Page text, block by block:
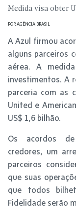
Medida visa obter
PORAGÊNCIA BRASIL
A Azul firmou
alguns parceiros
aérea. A
investimentos. A
parceria com as
United e
US$ 1,6 bilhão.
Os acordos de
credores, um
parceiros
que suas
que todos
Fidelidade serão